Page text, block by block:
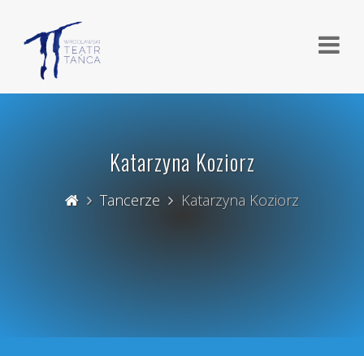
Katarzyna Koziorz
Tancerze Katarzyna Koziorz